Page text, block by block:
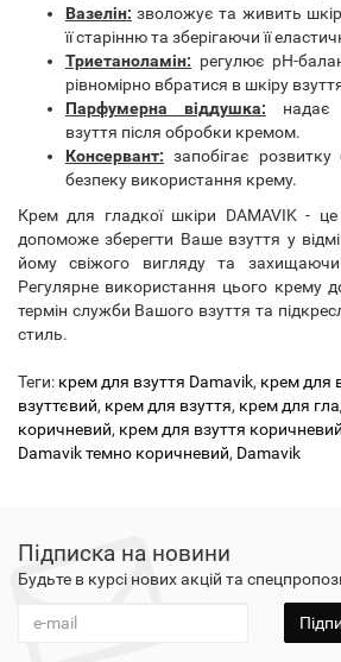
Вазелін: зволожує та живить
її старінню та зберігаючи її
Триетаноламін: регулює pH-
рівномірно вбратися в шкіру
Парфумерна віддушка: надає
взуття після обробки кремом.
Консервант: запобігає розвитку
безпеку використання крему.
Крем для гладкої шкіри DAMAVIK - це
допоможе зберегти Ваше взуття у
йому свіжого вигляду та
Регулярне використання цього крему
термін служби Вашого взуття та
стиль.
Теги: крем для взуття Damavik, крем для
взуттєвий, крем для взуття, крем для
коричневий, крем для взуття коричневий
Damavik темно коричневий, Damavik
Підписка на новини
Будьте в курсі нових акцій та